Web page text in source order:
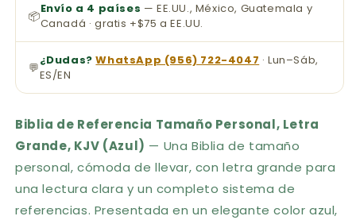
📦Envío a 4 países — EE.UU., México, Guatemala y
Canadá · gratis +$75 a EE.UU.
💬¿Dudas? WhatsApp (956) 722-4047 · Lun–Sáb,
ES/EN
Biblia de Referencia Tamaño Personal, Letra
Grande, KJV (Azul) — Una Biblia de tamaño
personal, cómoda de llevar, con letra grande para
una lectura clara y un completo sistema de
referencias. Presentada en un elegante color azul,